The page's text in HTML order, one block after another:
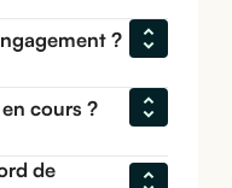
?
cours ?
de